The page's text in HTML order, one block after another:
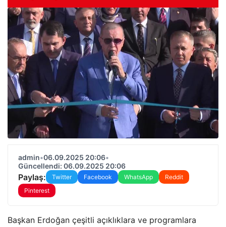
admin•06.09.2025 20:06•
Güncellendi: 06.09.2025 20:06
Paylaş: Twitter Facebook WhatsApp
Reddit
Pinterest
Başkan Erdoğan çeşitli açıklıklara ve programlara